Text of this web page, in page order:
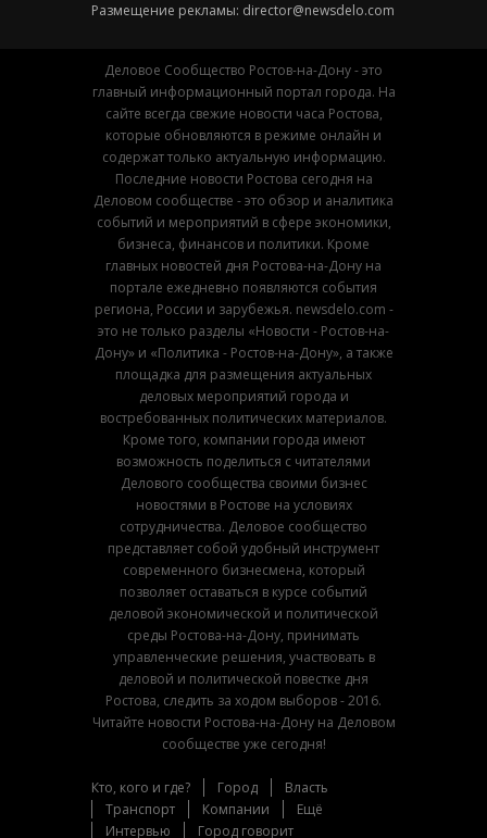
Размещение рекламы: director@newsdelo.com
Деловое Сообщество Ростов-на-Дону - это
главный информационный портал города. На
сайте всегда свежие новости часа Ростова,
которые обновляются в режиме онлайн и
содержат только актуальную информацию.
Последние новости Ростова сегодня на
Деловом сообществе - это обзор и аналитика
событий и мероприятий в сфере экономики,
бизнеса, финансов и политики. Кроме
главных новостей дня Ростова-на-Дону на
портале ежедневно появляются события
региона, России и зарубежья. newsdelo.com -
это не только разделы «Новости - Ростов-на-
Дону» и «Политика - Ростов-на-Дону», а также
площадка для размещения актуальных
деловых мероприятий города и
востребованных политических материалов.
Кроме того, компании города имеют
возможность поделиться с читателями
Делового сообщества своими бизнес
новостями в Ростове на условиях
сотрудничества. Деловое сообщество
представляет собой удобный инструмент
современного бизнесмена, который
позволяет оставаться в курсе событий
деловой экономической и политической
среды Ростова-на-Дону, принимать
управленческие решения, участвовать в
деловой и политической повестке дня
Ростова, следить за ходом выборов - 2016.
Читайте новости Ростова-на-Дону на Деловом
сообществе уже сегодня!
Кто, кого и где? Город
Власть
Транспорт
Компании
Ещё
Интервью
Город говорит